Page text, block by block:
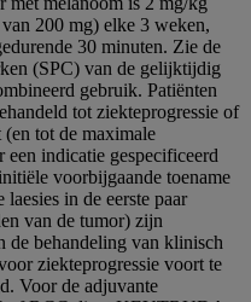
200 mg) elke 3 weken,
30 minuten. Zie de
(SPC) van de gelijktijdig
gebruik. Patiënten
tot ziekteprogressie of
tot de maximale
een indicatie gespecificeerd
voorbijgaande toename
in de eerste paar
van de tumor) zijn
de behandeling van klinisch
ziekteprogressie voort te
Voor de adjuvante